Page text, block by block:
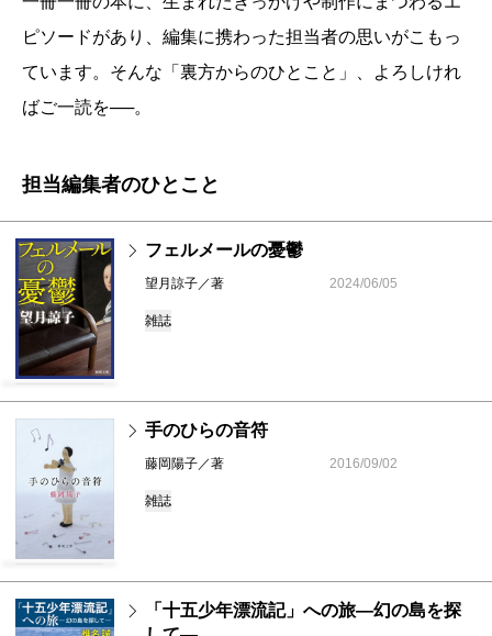
ピソードがあり、編集に携わった担当者の思いがこもっ
ています。そんな「裏方からのひとこと」、よろしけれ
ばご一読を──。
担当編集者のひとこと
フェルメールの憂鬱
望月諒子／著 2024/06/05
雑誌
手のひらの音符
藤岡陽子／著 2016/09/02
雑誌
「十五少年漂流記」への旅―幻の島を探